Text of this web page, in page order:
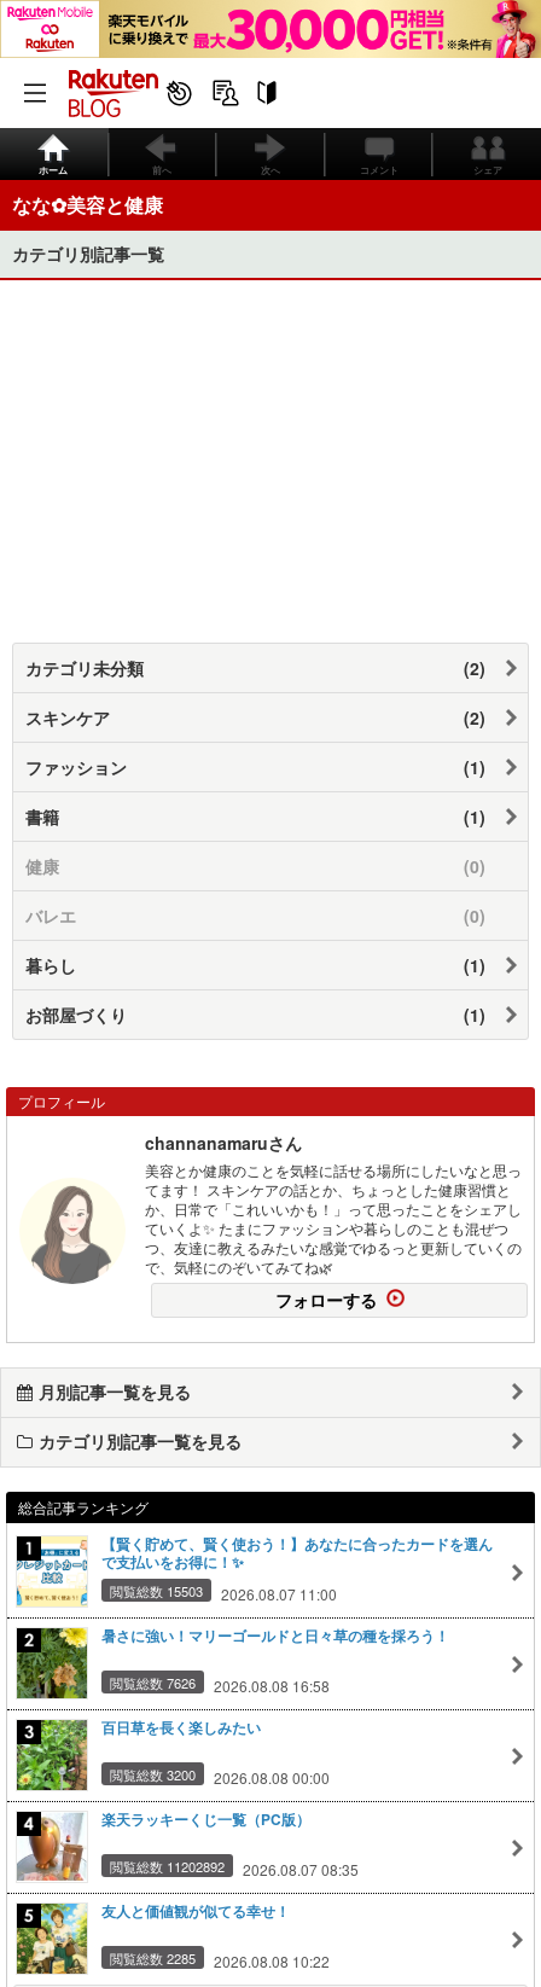
ホーム 前へ 次へ コメント シェア
なな︎‪✿美容と健康
カテゴリ別記事一覧
カテゴリ未分類 (2)
スキンケア (2)
ファッション (1)
書籍 (1)
健康 (0)
バレエ (0)
暮らし (1)
お部屋づくり (1)
プロフィール
channanamaruさん
美容とか健康のことを気軽に話せる場所にしたいなと思っ
てます！ スキンケアの話とか、ちょっとした健康習慣と
か、日常で「これいいかも！」って思ったことをシェアし
ていくよ✨ たまにファッションや暮らしのことも混ぜつ
つ、友達に教えるみたいな感覚でゆるっと更新していくの
で、気軽にのぞいてみてね🌿
フォローする
月別記事一覧を見る
カテゴリ別記事一覧を見る
総合記事ランキング
【賢く貯めて、賢く使おう！】あなたに合ったカードを選ん
で支払いをお得に！✨
閲覧総数 15503 2026.08.07 11:00
暑さに強い！マリーゴールドと日々草の種を採ろう！
閲覧総数 7626 2026.08.08 16:58
百日草を長く楽しみたい
閲覧総数 3200 2026.08.08 00:00
楽天ラッキーくじ一覧（PC版）
閲覧総数 11202892 2026.08.07 08:35
友人と価値観が似てる幸せ！
閲覧総数 2285 2026.08.08 10:22